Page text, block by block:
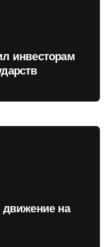
инвесторам
движение на